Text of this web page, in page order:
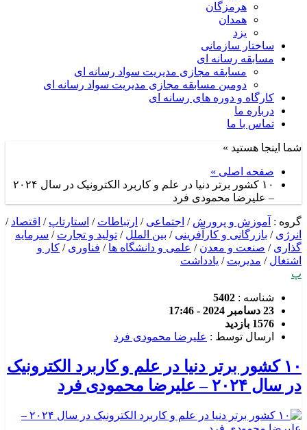
هرمزگان
همدان
یزد
ساختار سازمانی
مسابقه رسانه ای
مسابقه مجازی مدیریت سواد رسانه ای
دومین مسابقه مجازی مدیریت سواد رسانه ای
کارگاه و دوره های رسانه ای
درباره ما
تماس با ما
شما اینجا هستید »
صفحه اصلی »
۱۰ کشور برتر دنیا در علم و کاربرد الکترونیک در سال ۲۰۲۴
– علیرضا محمودی فرد
گروه : آموزش و پرورش / اجتماعی / ارتباطات / استارتاپ / اقتصاد /
انرژی / بازرگانی و کارآفرینی / بین الملل / تولید و تجارت / سرمایه
گذاری / صنعت و معدن / علمی و دانشگاه ها / فناوری / کار و
اشتغال / مدیریت / یادداشت
پ
شناسه : 5402
23 دسامبر 2024 - 17:46
1576 بازدید
ارسال توسط : علیرضا محمودی فرد
۱۰ کشور برتر دنیا در علم و کاربرد الکترونیک
در سال ۲۰۲۴ – علیرضا محمودی فرد